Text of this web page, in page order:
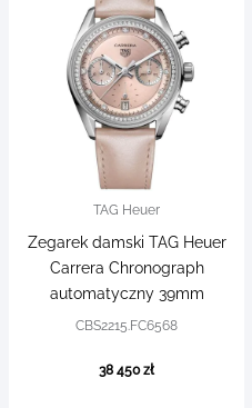
TAG Heuer
Zegarek damski TAG Heuer
Carrera Chronograph
automatyczny 39mm
CBS2215.FC6568
38 450 zł